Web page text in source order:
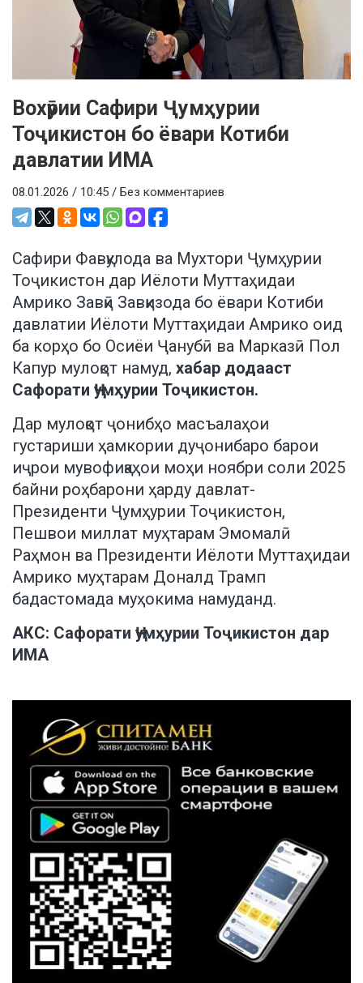
Вохӯрии Сафири Ҷумҳурии
Тоҷикистон бо ёвари Котиби
давлатии ИМА
08.01.2026 / 10:45 / Без комментариев
Сафири Фавқулода ва Мухтори Ҷумҳурии
Тоҷикистон дар Иёлоти Муттаҳидаи
Амрико Завқӣ Завқизода бо ёвари Котиби
давлатии Иёлоти Муттаҳидаи Амрико оид
ба корҳо бо Осиёи Ҷанубӣ ва Марказӣ Пол
Капур мулоқот намуд, хабар додааст
Сафорати Ҷумҳурии Тоҷикистон.
Дар мулоқот ҷонибҳо масъалаҳои
густариши ҳамкории дуҷонибаро барои
иҷрои мувофиқаҳои моҳи ноябри соли 2025
байни роҳбарони ҳарду давлат-
Президенти Ҷумҳурии Тоҷикистон,
Пешвои миллат муҳтарам Эмомалӣ
Раҳмон ва Президенти Иёлоти Муттаҳидаи
Амрико муҳтарам Доналд Трамп
бадастомада муҳокима намуданд.
АКС: Сафорати Ҷумҳурии Тоҷикистон дар
ИМА